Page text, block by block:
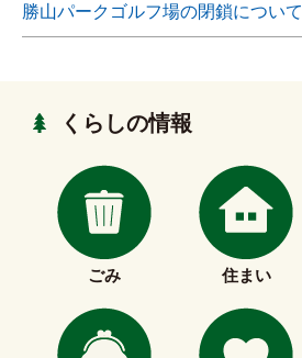
勝山パークゴルフ場の閉鎖について
くらしの情報
ごみ 住まい